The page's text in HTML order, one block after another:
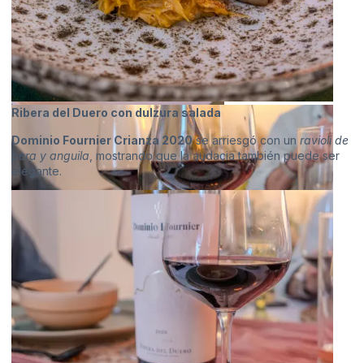
Ribera del Duero con dulzura salada
Dominio Fournier Crianza 2020se arriesgó con un ravioli de
pera y anguila , mostrando que la audacia también puede ser
elegante.